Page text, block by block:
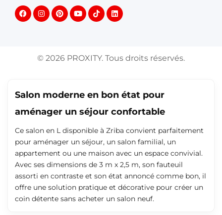
© 2026 PROXITY. Tous droits réservés.
Salon moderne en bon état pour
aménager un séjour confortable
Ce salon en L disponible à Zriba convient parfaitement
pour aménager un séjour, un salon familial, un
appartement ou une maison avec un espace convivial.
Avec ses dimensions de 3 m x 2,5 m, son fauteuil
assorti en contraste et son état annoncé comme bon, il
offre une solution pratique et décorative pour créer un
coin détente sans acheter un salon neuf.